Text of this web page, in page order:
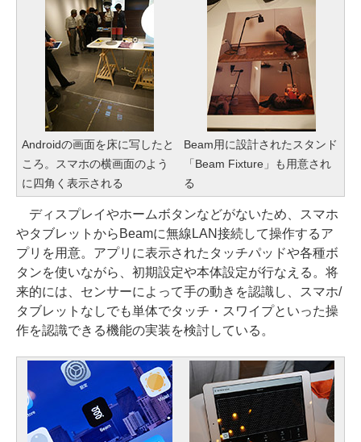
Androidの画面を床に写したと
ころ。スマホの横画面のよう
に四角く表示される
Beam用に設計されたスタンド
「Beam Fixture」も用意され
る
ディスプレイやホームボタンなどがないため、スマホ
やタブレットからBeamに無線LAN接続して操作するア
プリを用意。アプリに表示されたタッチパッドや各種ボ
タンを使いながら、初期設定や本体設定が行なえる。将
来的には、センサーによって手の動きを認識し、スマホ/
タブレットなしでも単体でタッチ・スワイプといった操
作を認識できる機能の実装を検討している。